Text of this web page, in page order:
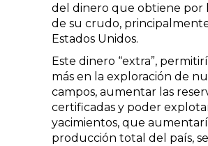
del dinero que obtiene por
de su crudo,
Estados Unidos.
Este dinero “extra”,
más en la exploración de
campos, aumentar las
certificadas y poder
yacimientos, que
producción total del país,